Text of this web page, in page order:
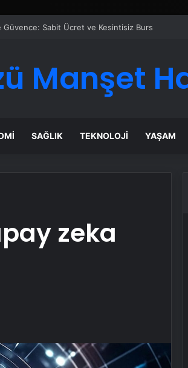
Manşet
SAĞLIK TEKNOLOJI YAŞAM
zeka